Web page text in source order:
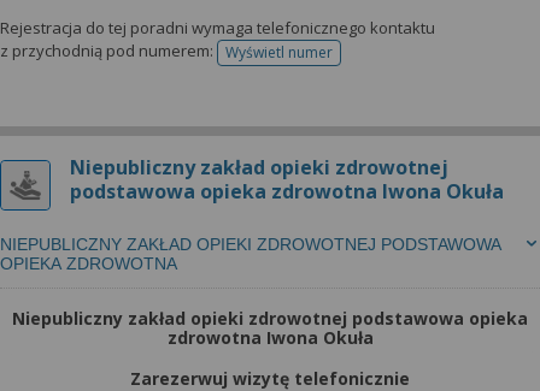
Rejestracja do tej poradni wymaga telefonicznego kontaktu
z przychodnią pod numerem:
Wyświetl numertelefonu do rejestracji
Niepubliczny zakład opieki zdrowotnej
podstawowa opieka zdrowotna Iwona Okuła
NIEPUBLICZNY ZAKŁAD OPIEKI ZDROWOTNEJ PODSTAWOWA
OPIEKA ZDROWOTNA
Niepubliczny zakład opieki zdrowotnej podstawowa opieka
zdrowotna Iwona Okuła
Zarezerwuj wizytę telefonicznie